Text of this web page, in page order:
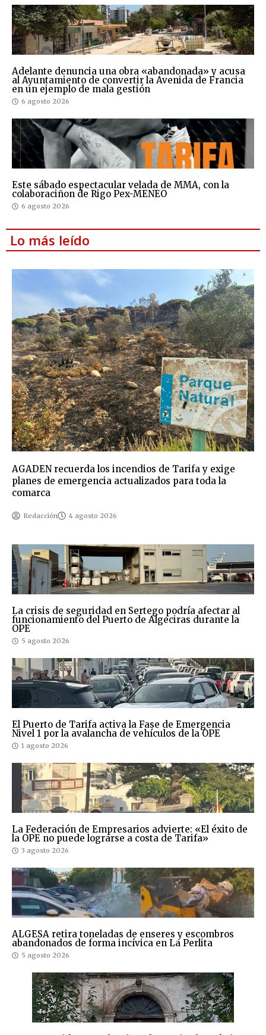
Adelante denuncia una obra «abandonada» y acusa
al Ayuntamiento de convertir la Avenida de Francia
en un ejemplo de mala gestión
6 agosto 2026
Este sábado espectacular velada de MMA, con la
colaboraciñon de Rigo Pex-MENEO
6 agosto 2026
Lo más leído
AGADEN recuerda los incendios de Tarifa y exige
planes de emergencia actualizados para toda la
comarca
Redacción 4 agosto 2026
La crisis de seguridad en Sertego podría afectar al
funcionamiento del Puerto de Algeciras durante la
OPE
5 agosto 2026
El Puerto de Tarifa activa la Fase de Emergencia
Nivel 1 por la avalancha de vehículos de la OPE
1 agosto 2026
La Federación de Empresarios advierte: «El éxito de
la OPE no puede lograrse a costa de Tarifa»
3 agosto 2026
ALGESA retira toneladas de enseres y escombros
abandonados de forma incívica en La Perlita
5 agosto 2026